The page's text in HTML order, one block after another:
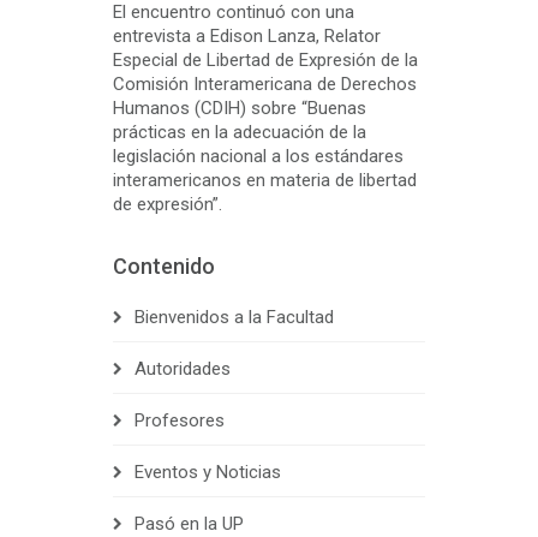
El encuentro continuó con una
entrevista a Edison Lanza, Relator
Especial de Libertad de Expresión de la
Comisión Interamericana de Derechos
Humanos (CDIH) sobre “Buenas
prácticas en la adecuación de la
legislación nacional a los estándares
interamericanos en materia de libertad
de expresión”.
Contenido
Bienvenidos a la Facultad
Autoridades
Profesores
Eventos y Noticias
Pasó en la UP